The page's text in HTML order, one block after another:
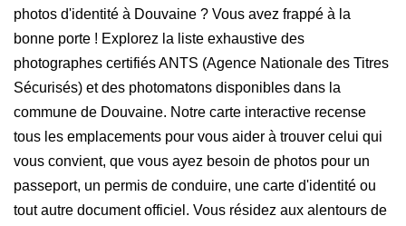
photos d'identité à Douvaine ? Vous avez frappé à la
bonne porte ! Explorez la liste exhaustive des
photographes certifiés ANTS (Agence Nationale des Titres
Sécurisés) et des photomatons disponibles dans la
commune de Douvaine. Notre carte interactive recense
tous les emplacements pour vous aider à trouver celui qui
vous convient, que vous ayez besoin de photos pour un
passeport, un permis de conduire, une carte d'identité ou
tout autre document officiel. Vous résidez aux alentours de